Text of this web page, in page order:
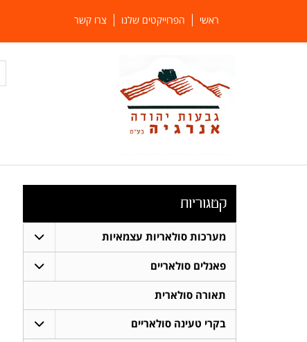
ראשי הפרוייקטים שלנו צרו קשר
קטגוריות
מערכות סולאריות עצמאיות
פאנלים סולאריים
תאורה סולארית
בקרי טעינה סולאריים